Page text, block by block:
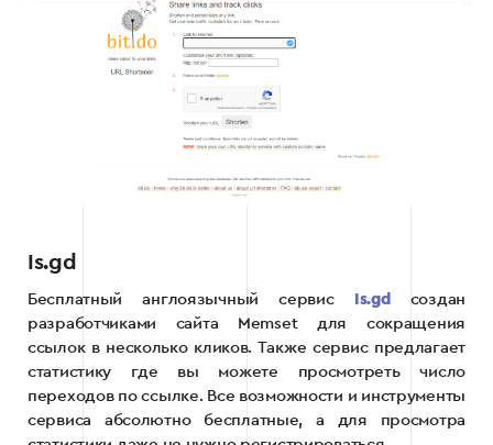
Is.gd
Бесплатный англоязычный сервис Is.gd
создан
разработчиками сайта Memset для сокращения
ссылок в несколько кликов. Также сервис предлагает
статистику где вы можете просмотреть число
переходов по ссылке. Все возможности и инструменты
сервиса абсолютно бесплатные, а для просмотра